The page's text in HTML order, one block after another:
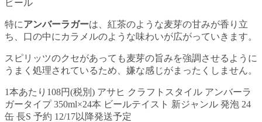
特にアンバーラガーは、紅茶のような麦芽の甘みが香り立
ち、口の中にカラメルのような味わいが広がっていきます。
スピリッツのクセがあっても麦芽の旨みを強調させるように
うまく処理されているため、嫌な感じがまったくしません。
1本あたり108円(税別) アサヒ クラフトスタイル アンバーラ
ガータイプ 350ml×24本 ビールテイスト 新ジャンル 発泡 24
缶 長S 予約 12/17以降発送予定